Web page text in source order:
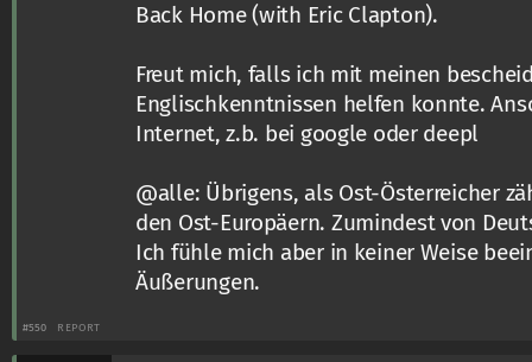
Back Home (with Eric Clapton).
Freut mich, falls ich mit meinen
Englischkenntnissen helfen konnte.
Internet, z.b. bei google oder deepl
@alle: Übrigens, als Ost-Österreicher
den Ost-Europäern. Zumindest von
Ich fühle mich aber in keiner Weise
Äußerungen.
#550 REPORT